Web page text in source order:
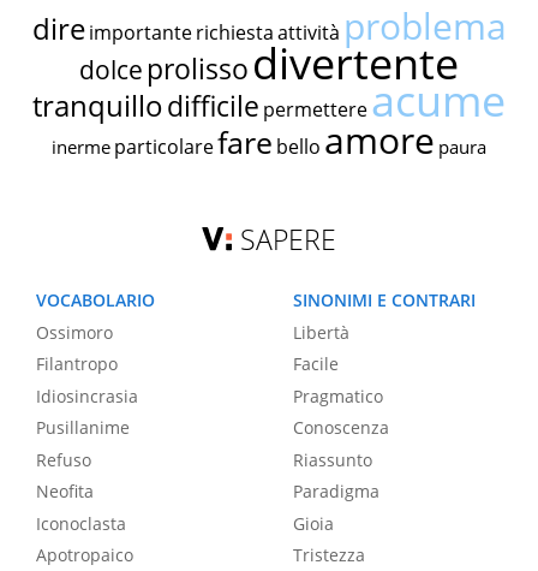
dire importante richiestaattività problema
dolce prolissodivertente
tranquillodifficile permettereacume
inerme particolarefare bello amore paura
SAPERE
VOCABOLARIO
Ossimoro
Filantropo
Idiosincrasia
Pusillanime
Refuso
Neofita
Iconoclasta
Apotropaico
SINONIMI E CONTRARI
Libertà
Facile
Pragmatico
Conoscenza
Riassunto
Paradigma
Gioia
Tristezza